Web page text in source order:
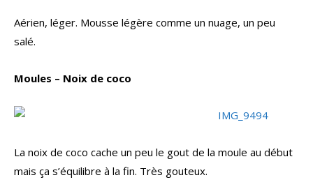
Aérien, léger. Mousse légère comme un nuage, un peu
salé.
Moules – Noix de coco
La noix de coco cache un peu le gout de la moule au début
mais ça s’équilibre à la fin. Très gouteux.